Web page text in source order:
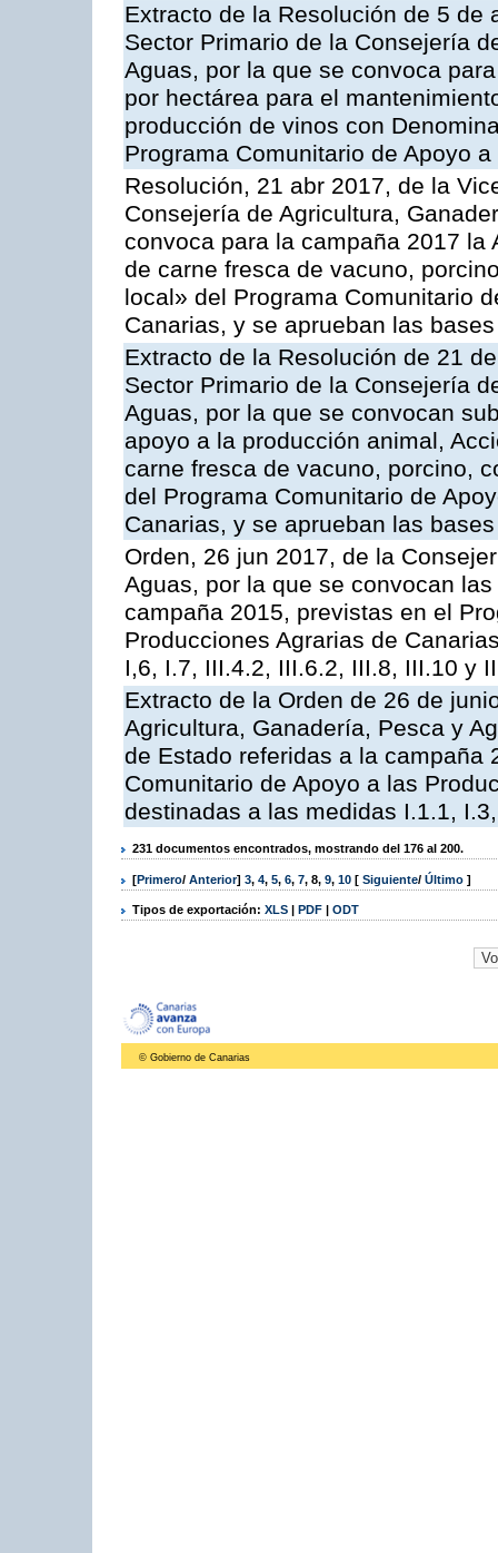
Extracto de la Resolución de 5
Sector Primario de la Consejería
Aguas, por la que se convoca
por hectárea para el
producción de vinos con
Programa Comunitario de Apoyo
Resolución, 21 abr 2017, de la
Consejería de Agricultura,
convoca para la campaña 2017
de carne fresca de vacuno,
local» del Programa Comunitario
Canarias, y se aprueban las
Extracto de la Resolución de 21
Sector Primario de la Consejería
Aguas, por la que se convocan
apoyo a la producción animal,
carne fresca de vacuno, porcino,
del Programa Comunitario de
Canarias, y se aprueban las
Orden, 26 jun 2017, de la
Aguas, por la que se convocan
campaña 2015, previstas en el
Producciones Agrarias de
I,6, I.7, III.4.2, III.6.2, III.8, III.10 y
Extracto de la Orden de 26 de
Agricultura, Ganadería, Pesca y
de Estado referidas a la campaña
Comunitario de Apoyo a las
destinadas a las medidas I.1.1,
231 documentos encontrados, mostrando del 176 al 200.
[Primero/ Anterior] 3, 4, 5, 6, 7, 8, 9, 10 [ Siguiente/ Último ]
Tipos de exportación: XLS | PDF | ODT
© Gobierno de Canarias